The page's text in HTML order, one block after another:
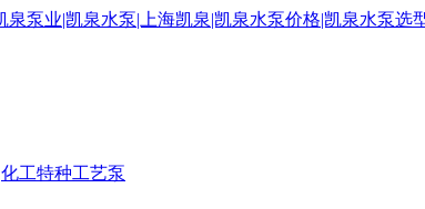
化工特种工艺泵